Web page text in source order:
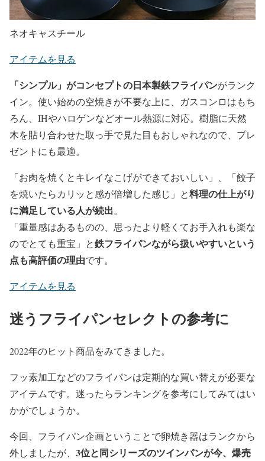
ネオキャスチール
アイテムを見る
「シンプル」がコンセプトの日本製鉄フライパンがランク
イン。使い始めの空焼きが不要な上に、ガスコンロはもち
ろん、IHやハロゲンなどオール熱源に対応。樹脂に天然
木を貼り合わせた取っ手で見た目もおしゃれなので、プレ
ゼントにも最適。
「お肉を焼くとキレイなこげができておいしい」、「餃子
を焼いたらカリッと感が倍増した感じ」と料理の仕上がり
に満足している人が続出。
「重量感はあるものの、思ったより軽くてお手入れも楽な
のでとても重宝」と鉄フライパンながら扱いやすいという
点も高評価の理由です。
アイテムを見る
迷うフライパンセレクトの参考に
2022年のヒット商品をみてきました。
フッ素加工などのフライパンは定期的な買い替えが必要な
アイテムです。迷ったらランキングを参考にしてみてはい
かがでしょうか。
今回、フライパン企画ということで卵焼き器はランクから
外しましたが、 3位と同シリーズのツインパンが今、爆売